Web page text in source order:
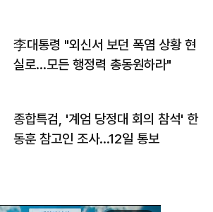
李대통령 "외신서 보던 폭염 상황 현
실로…모든 행정력 총동원하라"
종합특검, '계엄 당정대 회의 참석' 한
동훈 참고인 조사...12일 통보